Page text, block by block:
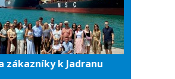
zákazníky k Jadranu